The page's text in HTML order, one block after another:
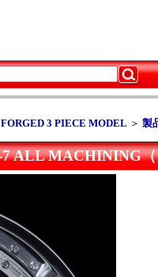
3 PIECE MODEL ＞ 製
7 ALL MACHINING